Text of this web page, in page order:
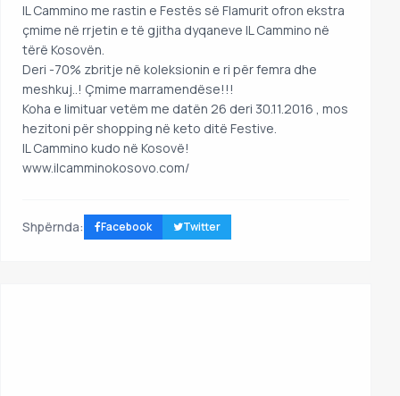
IL Cammino me rastin e Festës së Flamurit ofron ekstra
çmime në rrjetin e të gjitha dyqaneve IL Cammino në
tërë Kosovën.
Deri -70% zbritje në koleksionin e ri për femra dhe
meshkuj..! Çmime marramendëse!!!
Koha e limituar vetëm me datën 26 deri 30.11.2016 , mos
hezitoni për shopping në keto ditë Festive.
IL Cammino kudo në Kosovë!
www.ilcamminokosovo.com/
Shpërnda: Facebook Twitter